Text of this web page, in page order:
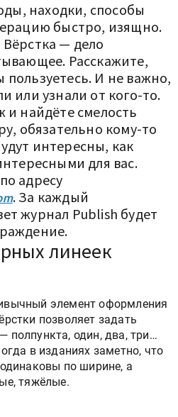
находки, способы
быстро, изящно.
— дело
Расскажите,
И не важно,
или узнали от кого-то.
и найдёте смелость
обязательно кому-то
интересны, как
для вас.
адресу
. За каждый
журнал Publish будет
линеек
элемент оформления
позволяет задать
один, два, три…
в изданиях заметно, что
по ширине, а
тяжёлые.